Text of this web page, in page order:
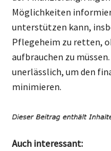
Möglichkeiten
unterstützen kann,
Pflegeheim zu retten,
aufbrauchen zu
unerlässlich, um den
minimieren.
Auch interessant: